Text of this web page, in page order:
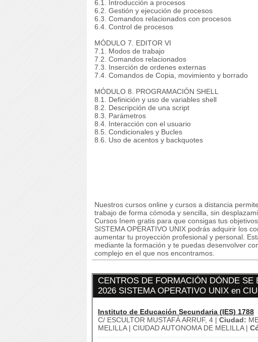
6.1. Introducción a procesos
6.2. Gestión y ejecución de procesos
6.3. Comandos relacionados con procesos
6.4. Control de procesos
MÓDULO 7. EDITOR VI
7.1. Modos de trabajo
7.2. Comandos relacionados
7.3. Inserción de ordenes externas
7.4. Comandos de Copia, movimiento y borrado
MÓDULO 8. PROGRAMACIÓN SHELL
8.1. Definición y uso de variables shell
8.2. Descripción de una script
8.3. Parámetros
8.4. Interacción con el usuario
8.5. Condicionales y Bucles
8.6. Uso de acentos y backquotes
Nuestros cursos online y cursos a distancia
trabajo de forma cómoda y sencilla, sin
Cursos Inem gratis para que consigas tus
SISTEMA OPERATIVO UNIX podrás adquirir los
aumentar tu proyección profesional y personal.
mediante la formación y te puedas desenvolver
complejo en el que nos encontramos.
CENTROS DE FORMACIÓN DÓNDE SE
2026 SISTEMA OPERATIVO UNIX en
Instituto de Educación Secundaria (IES) 1788
C/ ESCULTOR MUSTAFÁ ARRUF, 4 | Ciudad:
MELILLA | CIUDAD AUTONOMA DE MELILLA |